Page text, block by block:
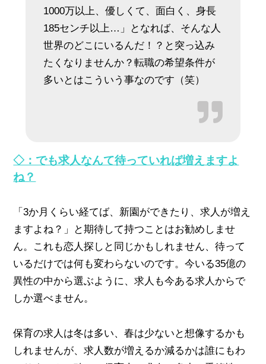
1000万以上、優しくて、面白く、身長
185センチ以上…」となれば、そんな人
世界のどこにいるんだ！？と突っ込み
たくなりませんか？転職の希望条件が
多いとはこういう事なのです（笑）
◇：でも求人なんて待っていれば増えますよ
ね？
「3か月くらい経てば、新園ができたり、求人が増え
ますよね？」と期待して持つことはお勧めしませ
ん。これも恋人探しと同じかもしれません、待って
いるだけでは何も変わらないのです。今いる35億の
異性の中から選ぶように、求人も今ある求人からで
しか選べません。
保育の求人は冬は多い、春は少ないと想像するかも
しれませんが、求人数が増えるか減るかは誰にもわ